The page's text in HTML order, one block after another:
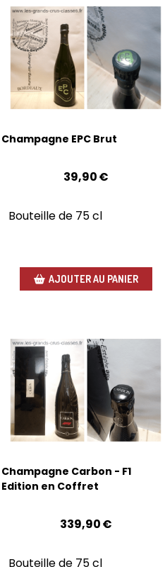
Champagne EPC Brut
39,90€
Bouteille de 75 cl
AJOUTER AU PANIER
Champagne Carbon - F1
Edition en Coffret
339,90€
Bouteille de 75 cl